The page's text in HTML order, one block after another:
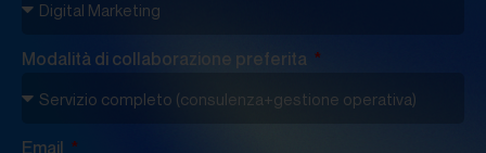
Modalità di collaborazione preferita
Email